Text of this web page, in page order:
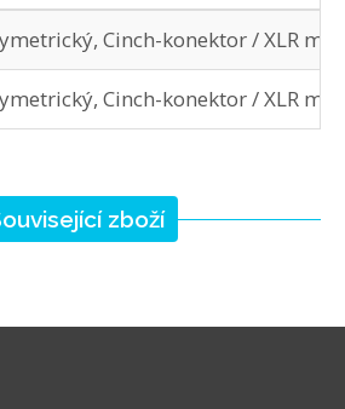
Cinch-konektor / XLR
Cinch-konektor / XLR
zboží